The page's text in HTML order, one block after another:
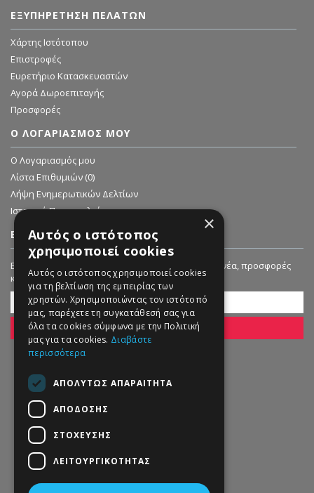
ΕΞΥΠΗΡΈΤΗΣΗ ΠΕΛΑΤΏΝ
Χάρτης Ιστότοπου
Επιστροφές
Ευρετήριο Κατασκευαστών
Αγορά Δωροεπιταγής
Προσφορές
Ο ΛΟΓΑΡΙΑΣΜΌΣ ΜΟΥ
O Λογαριασμός μου
Λίστα Επιθυμιών (0)
Λήψη Ενημερωτικών Δελτίων
Ιστορικό Παραγγελιών
ΕΓΓΡΑΦΗ ΣΤΟ NEWSLETTER
Εγγραφείτε στο Newsletter μας για να λαμβάνετε νέα, προσφορές
και εκπτώσεις!
ΕΓΓΡΑΦΗ
×
Αυτός ο ιστότοπος
χρησιμοποιεί cookies
Αυτός ο ιστότοπος χρησιμοποιεί cookies
για τη βελτίωση της εμπειρίας των
χρηστών. Χρησιμοποιώντας τον ιστότοπό
μας, παρέχετε τη συγκατάθεσή σας για
όλα τα cookies σύμφωνα με την Πολιτική
μας για τα cookies. Διαβάστε
περισσότερα
ΑΠΟΛΎΤΩΣ ΑΠΑΡΑΊΤΗΤΑ
ΑΠΌΔΟΣΗΣ
ΣΤΌΧΕΥΣΗΣ
ΛΕΙΤΟΥΡΓΙΚΌΤΗΤΑΣ